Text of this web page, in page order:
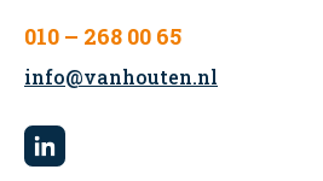
010 – 268 00 65
info@vanhouten.nl